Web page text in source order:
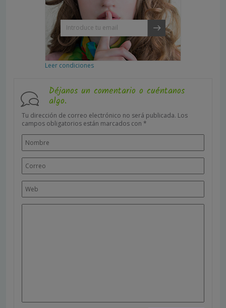
Leer condiciones
Déjanos un comentario o cuéntanos
algo.
Tu dirección de correo electrónico no será publicada. Los
campos obligatorios están marcados con *